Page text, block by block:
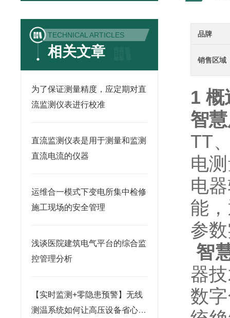
TECHNICAL ARTICLES
相关文章
为了保证测量精度，应定期对直
流监测仪表进行校准
直流监测仪表是用于测量和监测
直流电流的仪器
运维合一模式下变电所集中检修
施工现场的安全管理
浅谈医院建筑电气平台的综合监
控管理分析
【实时监测+零隐患预警】无线
测温系统如何让高压设备省心又
品牌
销售区域
1 概
智
TT
电
电
能
参
智
器
数